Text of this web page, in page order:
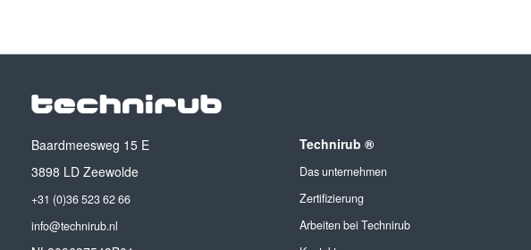
Baardmeesweg 15 E
3898 LD Zeewolde
+31 (0)36 523 62 66
info@technirub.nl
Technirub ®
Das unternehmen
Zertifizierung
Arbeiten bei Technirub